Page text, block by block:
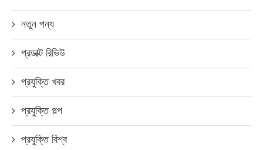
নতুন পন্য
প্রডাক্ট রিভিউ
প্রযুক্তি খবর
প্রযুক্তি গল্প
প্রযুক্তি বিশ্ব